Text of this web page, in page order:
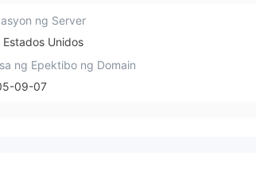
ng Server
Estados Unidos
ng Epektibo ng Domain
09-07